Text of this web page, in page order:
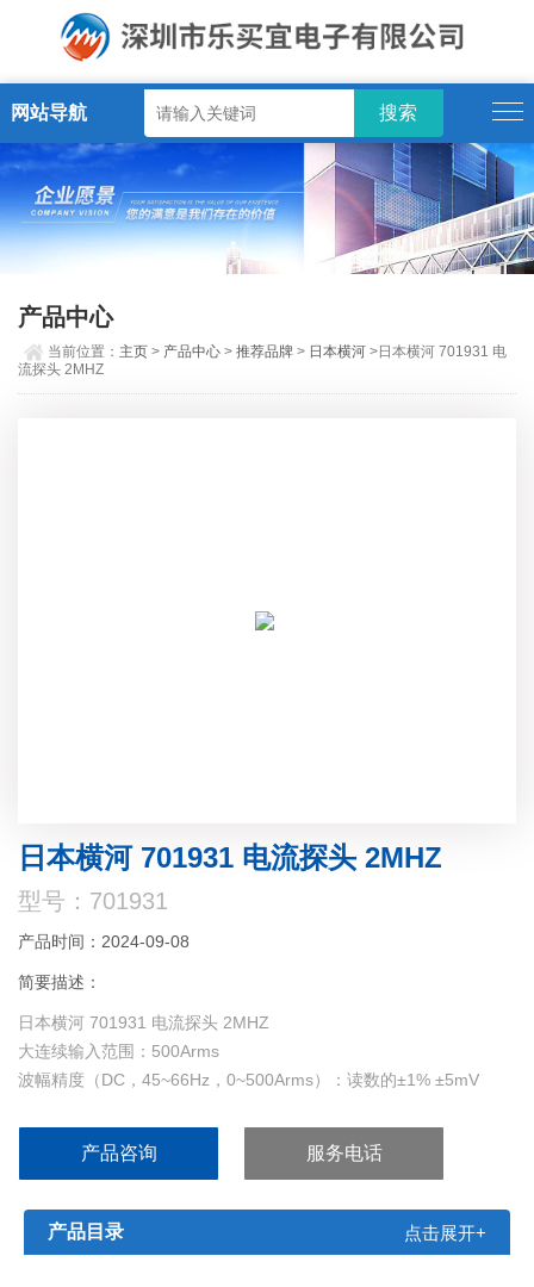
网站导航
产品中心
当前位置： 主页 > 产品中心 >推荐品牌 > 日本横河 >日本横河 701931 电
流探头 2MHZ
日本横河 701931 电流探头 2MHZ
型号：701931
产品时间：2024-09-08
简要描述：
日本横河 701931 电流探头 2MHZ
大连续输入范围：500Arms
波幅精度（DC，45~66Hz，0~500Arms）：读数的±1% ±5mV
产品咨询 服务电话
产品目录 点击展开+